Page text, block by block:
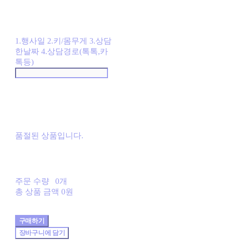
1.행사일 2.키/몸무게 3.상담
한날짜 4.상담경로(톡톡,카
톡등)
품절된 상품입니다.
주문 수량
0개
총 상품 금액 0원
구매하기
장바구니에 담기